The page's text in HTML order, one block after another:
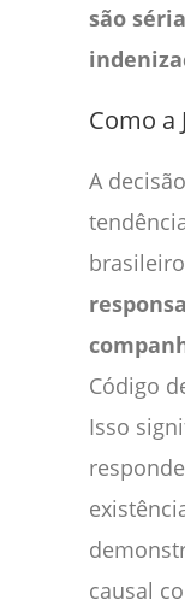
são
Como a
A
Código
Isso
causal